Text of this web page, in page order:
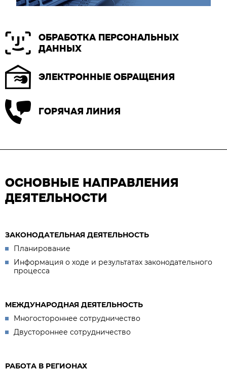
ОБРАБОТКА ПЕРСОНАЛЬНЫХ
ДАННЫХ
ЭЛЕКТРОННЫЕ ОБРАЩЕНИЯ
ГОРЯЧАЯ ЛИНИЯ
ОСНОВНЫЕ НАПРАВЛЕНИЯ
ДЕЯТЕЛЬНОСТИ
ЗАКОНОДАТЕЛЬНАЯ ДЕЯТЕЛЬНОСТЬ
Планирование
Информация о ходе и результатах законодательного
процесса
МЕЖДУНАРОДНАЯ ДЕЯТЕЛЬНОСТЬ
Многостороннее сотрудничество
Двустороннее сотрудничество
РАБОТА В РЕГИОНАХ